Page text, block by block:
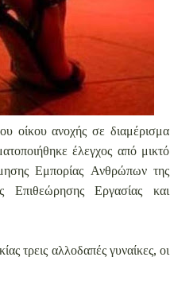
οίκου ανοχής σε διαμέρισμα
έλεγχος από μικτό
Εμπορίας Ανθρώπων της
Επιθεώρησης Εργασίας και
τρεις αλλοδαπές γυναίκες, οι